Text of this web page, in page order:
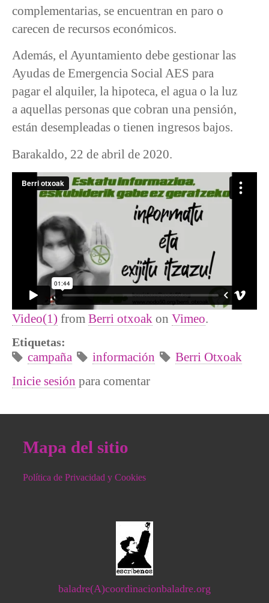
complementarias, se encuentran en paro o
carecen de recursos económicos.
Además, el Ayuntamiento debe gestionar las
Ayudas de Emergencia Social AES para
pagar el alquiler, la hipoteca, el agua o la luz
a aquellas personas que cobran una pensión,
están desempleadas o tienen ingresos bajos.
Barakaldo, 22 de abril de 2020.
Video(1) from Berri otxoak on Vimeo.
Etiquetas:
campaña información
Berri Otxoak
Inicie sesión para comentar
Mapa del sitio
Política de Privacidad y Cookies
baladre(A)coordinacionbaladre.org